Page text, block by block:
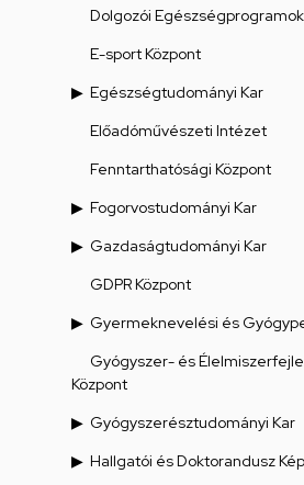
Dolgozói
E-sport Központ
Egészségtudományi Kar
Előadóművészeti Intézet
Fenntarthatósági Központ
Fogorvostudományi Kar
Gazdaságtudományi Kar
GDPR Központ
Gyermeknevelési és
Gyógyszer- és
Központ
Gyógyszerésztudományi Kar
Hallgatói és Doktorandusz